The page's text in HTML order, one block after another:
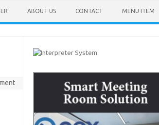
ABOUT US CONTACT MENU ITEM